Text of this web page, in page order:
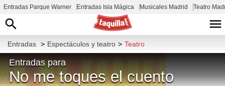
Entradas Parque Warner Entradas Isla Mágica Musicales Madrid Teatro
Entradas > Espectáculos y teatro > Teatro
Entradas para
No me toques el cuento